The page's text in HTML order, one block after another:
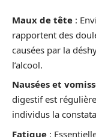
Maux de tête :
rapportent des
causées par la
l’alcool.
Nausées et
digestif est
individus la
Fatigue :